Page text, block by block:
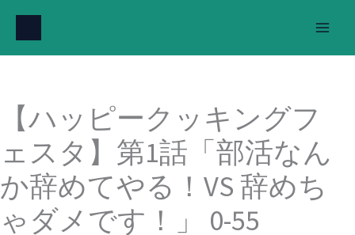
を
【ハッピークッキングフ
ェスタ】第1話「部活なん
か辞めてやる！VS 辞めち
ゃダメです！」 0-55